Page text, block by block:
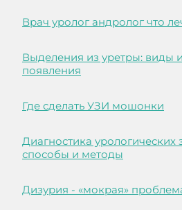
Врач уролог андролог что
Выделения из уретры: виды
появления
Где сделать УЗИ мошонки
Диагностика урологических
способы и методы
Дизурия - «мокрая»